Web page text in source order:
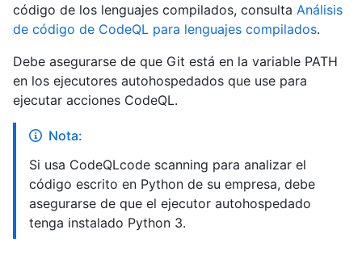
código de los lenguajes compilados, consulta Análisis
de código de CodeQL para lenguajes compilados.
Debe asegurarse de que Git está en la variable PATH
en los ejecutores autohospedados que use para
ejecutar acciones CodeQL.
Nota:
Si usa CodeQLcode scanning para analizar el
código escrito en Python de su empresa, debe
asegurarse de que el ejecutor autohospedado
tenga instalado Python 3.